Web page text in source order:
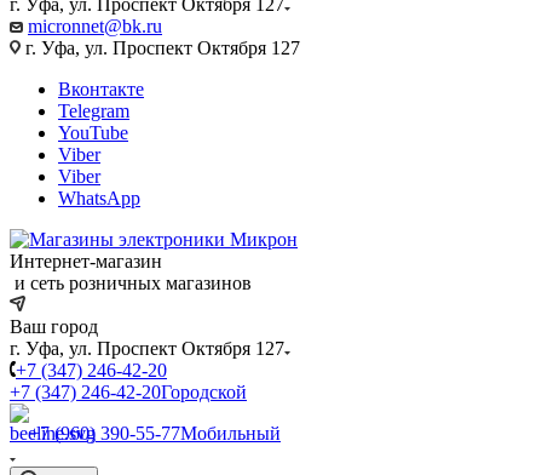
г. Уфа, ул. Проспект Октября 127
micronnet@bk.ru
г. Уфа, ул. Проспект Октября 127
Вконтакте
Telegram
YouTube
Viber
Viber
WhatsApp
Интернет-магазин
и сеть розничных магазинов
Ваш город
г. Уфа, ул. Проспект Октября 127
+7 (347) 246-42-20
+7 (347) 246-42-20Городской
+7 (960) 390-55-77Мобильный